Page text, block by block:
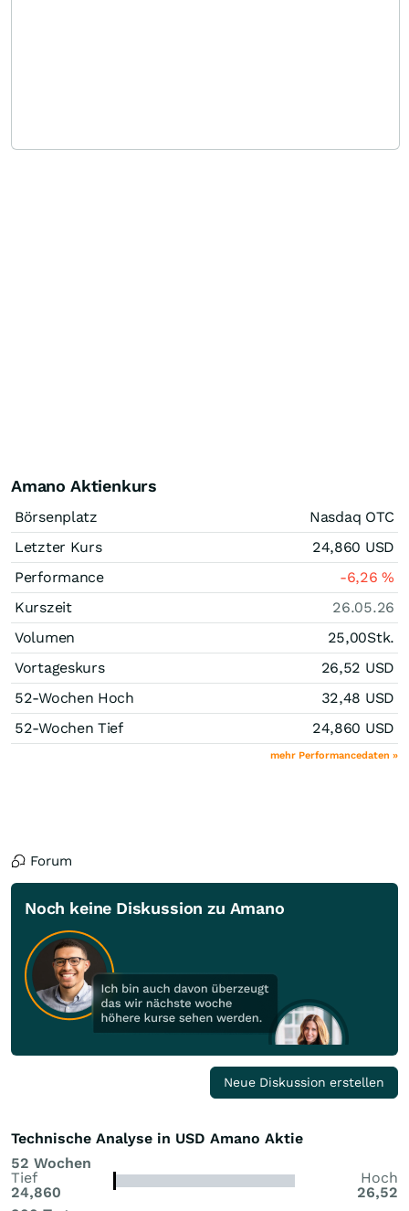
Amano Aktienkurs
Börsenplatz
Nasdaq OTC
Letzter Kurs
24,860 USD
Performance
-6,26%
Kurszeit
26.05.26
Volumen
25,00Stk.
Vortageskurs
26,52 USD
52-Wochen Hoch
32,48 USD
52-Wochen Tief
24,860 USD
mehr Performancedaten »
Forum
Noch keine Diskussion zu Amano
Neue Diskussion erstellen
Technische Analyse in USD Amano Aktie
52 Wochen
Tief
24,860
Hoch
26,52